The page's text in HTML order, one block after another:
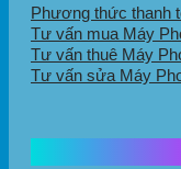
Phương thức thanh
Tư vấn mua Máy
Tư vấn thuê Máy
Tư vấn sửa Máy